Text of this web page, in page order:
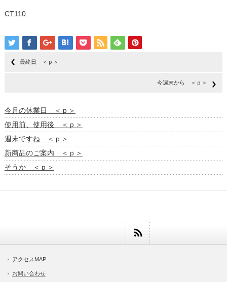
CT110
最終日 ＜ｐ＞
今週末から ＜ｐ＞
今月の休業日 ＜ｐ＞
使用前、使用後 ＜ｐ＞
週末ですね ＜ｐ＞
新商品のご案内 ＜ｐ＞
そうか ＜ｐ＞
アクセスMAP
お問い合わせ